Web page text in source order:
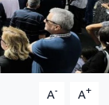
A- A+